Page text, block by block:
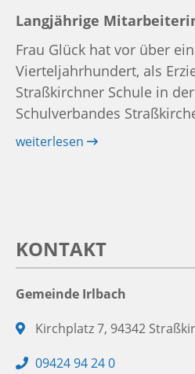
Langjährige
Frau Glück hat vor über
Vierteljahrhundert, als
Straßkirchner Schule in
Schulverbandes
weiterlesen
KONTAKT
Gemeinde Irlbach
Adresse:
Kirchplatz 7, 94342
Telefon:
09424 94 24 0